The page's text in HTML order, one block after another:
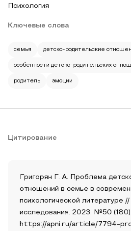
Психология
Ключевые слова
семья детско-родительские
особенности детско-родительских
родитель эмоции
Цитирование
Григорян Г. А. Проблема
отношений в семье в
психологической литературе
исследования. 2023. №50
https://apni.ru/article/7794-